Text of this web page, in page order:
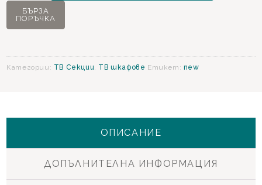
Victor
ТВ
БЪРЗА
ПОРЪЧКА
Категории: ТВ Секции, ТВ шкафове Етикет: new
ОПИСАНИЕ
ДОПЪЛНИТЕЛНА ИНФОРМАЦИЯ